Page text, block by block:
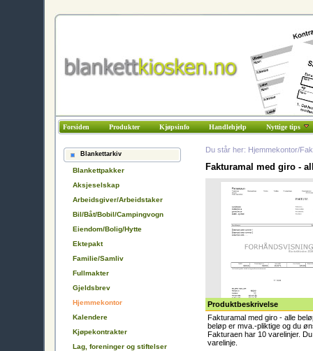
Forsiden Produkter Kjøpsinfo Handlehjelp Nyttige tips
Blankettarkiv
Blankettpakker
Aksjeselskap
Arbeidsgiver/Arbeidstaker
Bil/Båt/Bobil/Campingvogn
Eiendom/Bolig/Hytte
Ektepakt
Familie/Samliv
Fullmakter
Gjeldsbrev
Hjemmekontor
Kalendere
Kjøpekontrakter
Lag, foreninger og stiftelser
Du står her: Hjemmekontor/
Fakturamal med giro -
Produktbeskrivelse
Fakturamal med giro - alle
beløp er mva.-pliktige og du
Fakturaen har 10 varelinjer.
varelinje.